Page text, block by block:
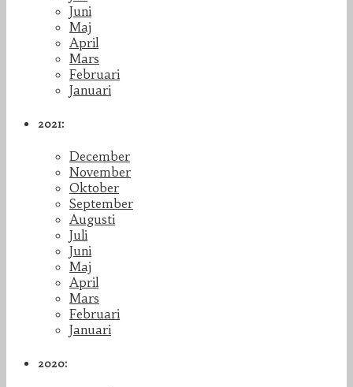
Juni
Maj
April
Mars
Februari
Januari
2021:
December
November
Oktober
September
Augusti
Juli
Juni
Maj
April
Mars
Februari
Januari
2020: